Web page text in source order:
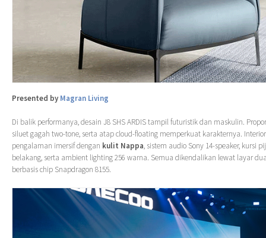
Presented by Magran Living
Di balik performanya, desain J8 SHS ARDIS tampil futuristik dan maskulin.
siluet gagah two-tone, serta atap cloud-floating memperkuat karakternya.
pengalaman imersif dengan kulit Nappa, sistem audio Sony 14-speaker, kursi
belakang, serta ambient lighting 256 warna. Semua dikendalikan lewat layar
berbasis chip Snapdragon 8155.